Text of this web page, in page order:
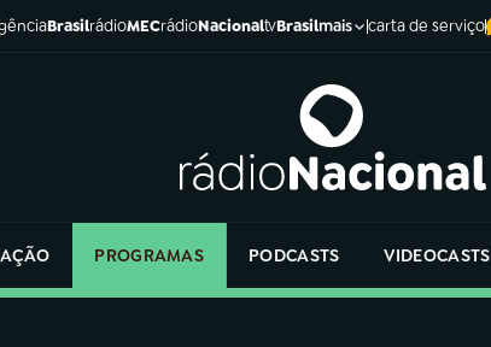
BrasilrádioMECrádioNacionaltvBrasilmais carta de serviço
PROGRAMAS PODCASTS VIDEOCASTS